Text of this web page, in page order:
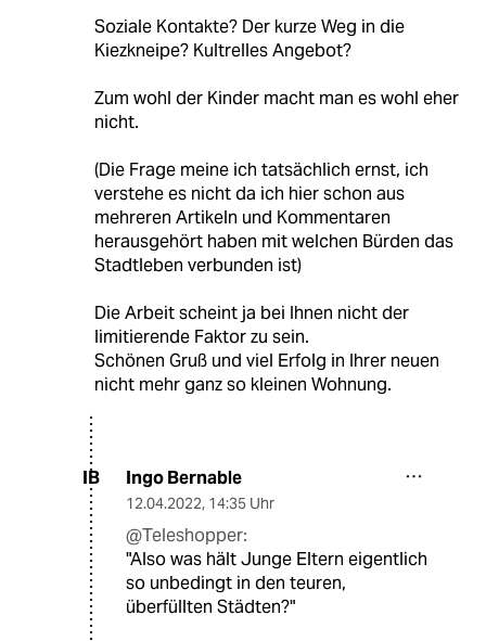
Soziale Kontakte? Der kurze Weg in die
Kiezkneipe? Kultrelles Angebot?
Zum wohl der Kinder macht man es wohl eher
nicht.
(Die Frage meine ich tatsächlich ernst, ich
verstehe es nicht da ich hier schon aus
mehreren Artikeln und Kommentaren
herausgehört haben mit welchen Bürden das
Stadtleben verbunden ist)
Die Arbeit scheint ja bei Ihnen nicht der
limitierende Faktor zu sein.
Schönen Gruß und viel Erfolg in Ihrer neuen
nicht mehr ganz so kleinen Wohnung.
IB Ingo Bernable
12.04.2022, 14:35 Uhr
@Teleshopper:
"Also was hält Junge Eltern eigentlich
so unbedingt in den teuren,
überfüllten Städten?"